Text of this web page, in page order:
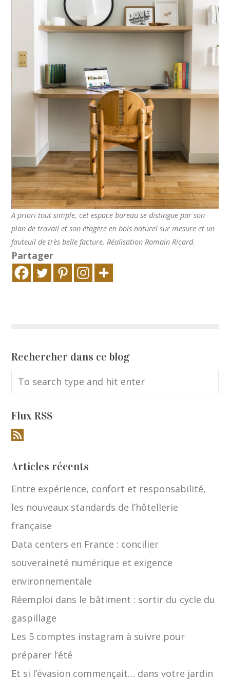
À priori tout simple, cet espace bureau se distingue par son
plan de travail et son étagère en bois naturel sur mesure et un
fauteuil de très belle facture. Réalisation Romain Ricard.
Partager
Rechercher dans ce blog
Flux RSS
Articles récents
Entre expérience, confort et responsabilité,
les nouveaux standards de l’hôtellerie
française
Data centers en France : concilier
souveraineté numérique et exigence
environnementale
Réemploi dans le bâtiment : sortir du cycle du
gaspillage
Les 5 comptes instagram à suivre pour
préparer l’été
Et si l’évasion commençait… dans votre jardin